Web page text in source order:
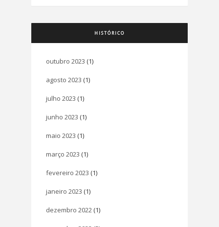
HISTÓRICO
outubro 2023 (1)
agosto 2023 (1)
julho 2023 (1)
junho 2023 (1)
maio 2023 (1)
março 2023 (1)
fevereiro 2023 (1)
janeiro 2023 (1)
dezembro 2022 (1)